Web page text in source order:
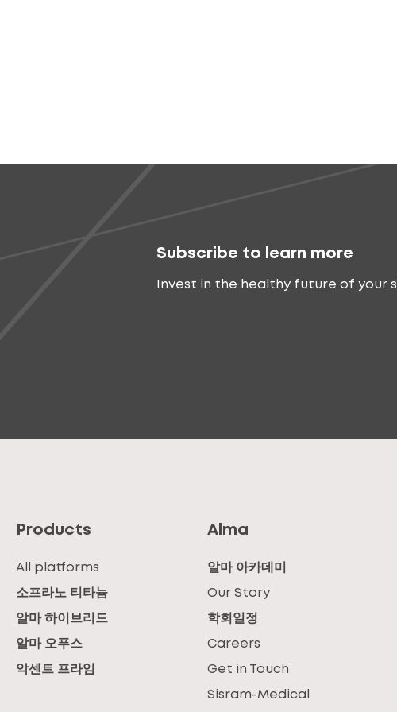
Subscribe to learn more
Invest in the healthy future of your
Products
All platforms
소프라노 티타늄
알마 하이브리드
알마 오푸스
악센트 프라임
Alma
알마 아카데미
Our Story
학회일정
Careers
Get in Touch
Sisram-Medical